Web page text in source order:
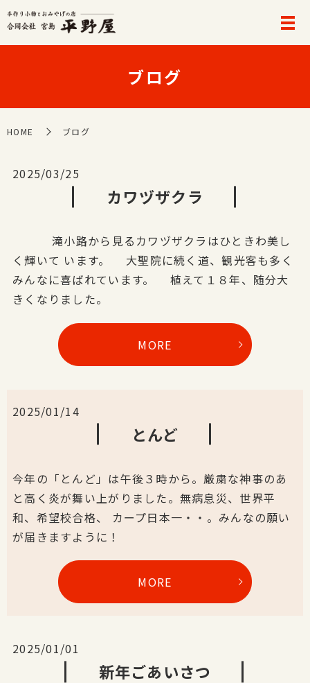
ブログ
HOME ブログ
2025/03/25
カワヅザクラ
滝小路から見るカワヅザクラはひときわ美し
く輝いて います。 大聖院に続く道、観光客も多く
みんなに喜ばれています。 植えて１８年、随分大
きくなりました。
MORE
2025/01/14
とんど
今年の「とんど」は午後３時から。厳粛な神事のあ
と高く炎が舞い上がりました。無病息災、世界平
和、希望校合格、 カープ日本一・・。みんなの願い
が届きますように！
MORE
2025/01/01
新年ごあいさつ